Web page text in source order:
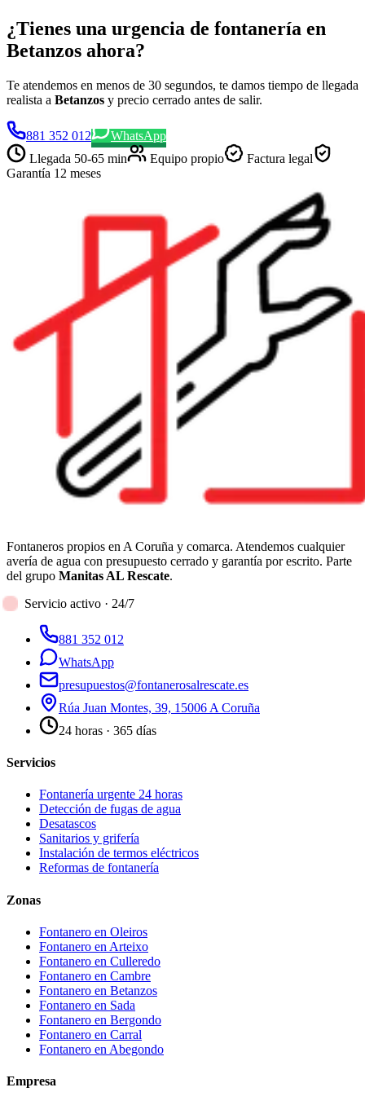
¿Tienes una urgencia de fontanería en
Betanzos ahora?
Te atendemos en menos de 30 segundos, te damos tiempo de llegada
realista a Betanzos y precio cerrado antes de salir.
881 352 012
WhatsApp
Llegada 50-65 min Equipo propio
Factura legal
Garantía 12 meses
Fontaneros propios en A Coruña y comarca. Atendemos cualquier
avería de agua con presupuesto cerrado y garantía por escrito. Parte
del grupo Manitas AL Rescate.
Servicio activo · 24/7
881 352 012
WhatsApp
presupuestos@fontanerosalrescate.es
Rúa Juan Montes, 39, 15006 A Coruña
24 horas · 365 días
Servicios
Fontanería urgente 24 horas
Detección de fugas de agua
Desatascos
Sanitarios y grifería
Instalación de termos eléctricos
Reformas de fontanería
Zonas
Fontanero en Oleiros
Fontanero en Arteixo
Fontanero en Culleredo
Fontanero en Cambre
Fontanero en Betanzos
Fontanero en Sada
Fontanero en Bergondo
Fontanero en Carral
Fontanero en Abegondo
Empresa